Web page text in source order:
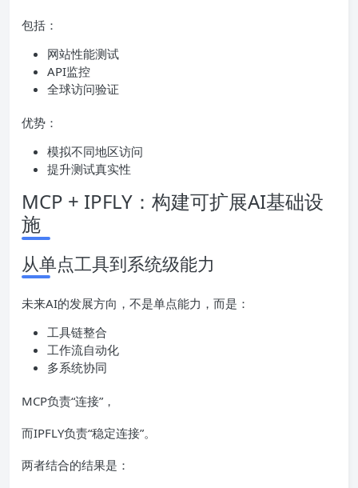
包括：
网站性能测试
API监控
全球访问验证
优势：
模拟不同地区访问
提升测试真实性
MCP + IPFLY：构建可扩展AI基础设
施
从单点工具到系统级能力
未来AI的发展方向，不是单点能力，而是：
工具链整合
工作流自动化
多系统协同
MCP负责“连接”，
而IPFLY负责“稳定连接”。
两者结合的结果是：